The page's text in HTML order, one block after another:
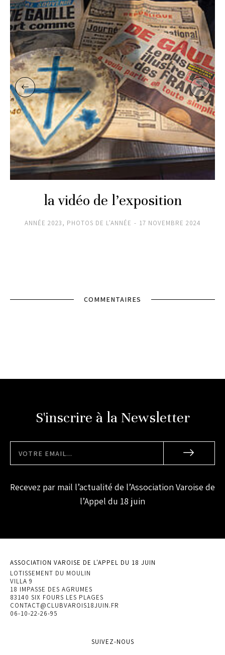
la vidéo de l’exposition
ANNÉE 2023, PHOTOS DE L'ANNÉE 17 NOVEMBRE 2024
COMMENTAIRES
S'inscrire à la Newsletter
Recevez par mail l’actualité de l’Association Varoise de
l’Appel du 18 juin
ASSOCIATION VAROISE DE L'APPEL DU 18 JUIN
LOTISSEMENT DU MOULIN
VILLA 9
18 IMPASSE DES AGRUMES
83140 SIX FOURS LES PLAGES
CONTACT@CLUBVAROIS18JUIN.FR
06-10-22-26-95
SUIVEZ-NOUS